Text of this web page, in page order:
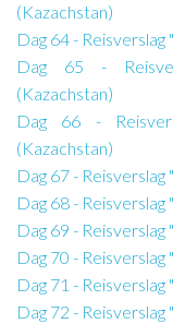
(Kazachstan)
Dag 64 -
Dag 65 -
(Kazachstan)
Dag 66 -
(Kazachstan)
Dag 67 -
Dag 68 -
Dag 69 - Reisverslag
Dag 70 -
Dag 71 -
Dag 72 -